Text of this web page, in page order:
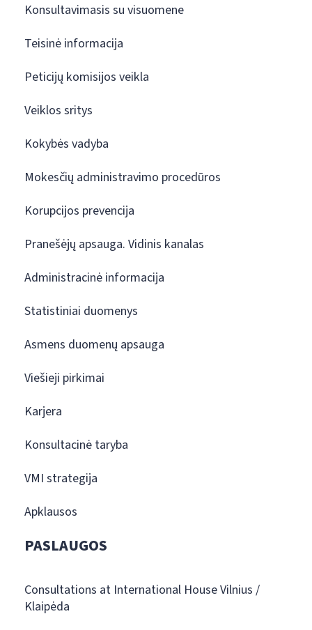
Konsultavimasis su visuomene
Teisinė informacija
Peticijų komisijos veikla
Veiklos sritys
Kokybės vadyba
Mokesčių administravimo procedūros
Korupcijos prevencija
Pranešėjų apsauga. Vidinis kanalas
Administracinė informacija
Statistiniai duomenys
Asmens duomenų apsauga
Viešieji pirkimai
Karjera
Konsultacinė taryba
VMI strategija
Apklausos
PASLAUGOS
Consultations at International House Vilnius /
Klaipėda